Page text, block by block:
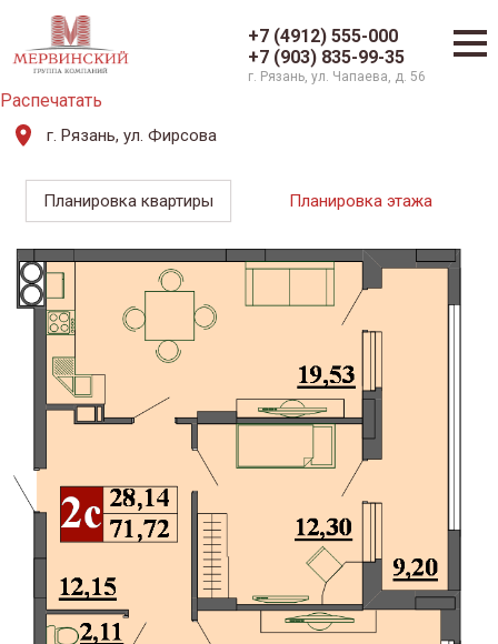
+7 (4912) 555-000
+7 (903) 835-99-35
г. Рязань, ул. Чапаева, д. 56
Распечатать
г. Рязань, ул. Фирсова
Планировка квартиры Планировка этажа